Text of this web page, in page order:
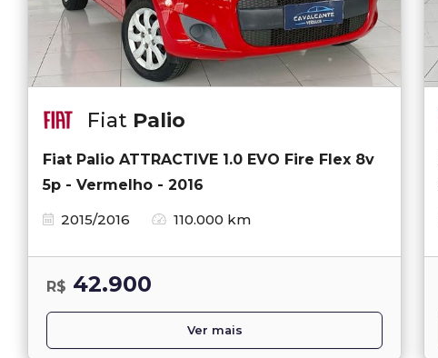
Fiat Palio
Fiat Palio ATTRACTIVE 1.0 EVO Fire Flex 8v
5p - Vermelho - 2016
2015/2016
110.000 km
R$ 42.900
Ver mais